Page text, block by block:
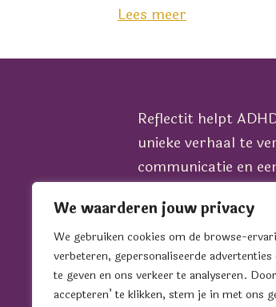
We waarderen jouw privacy
We gebruiken cookies om de browse-
verbeteren, gepersonaliseerde
te geven en ons verkeer te analyseren.
accepteren’ te klikken, stem je in met ons
Lees meer
Reflectit helpt
unieke verhaal te
communicatie en
het juiste podium,
bedrijf.
Wil je sparren over
groei? Plan dan
Sonja.